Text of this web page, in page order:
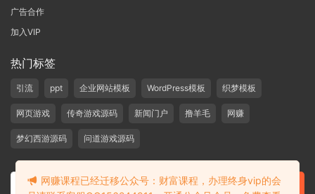
广告合作
加入VIP
热门标签
引流 ppt 企业网站模板 WordPress模板 织梦模板
网页游戏 传奇游戏源码 新闻门户 撸羊毛 网赚
梦幻西游源码 问道游戏源码
网赚课程已经迁移公众号：财富课程，办理终身vip的会